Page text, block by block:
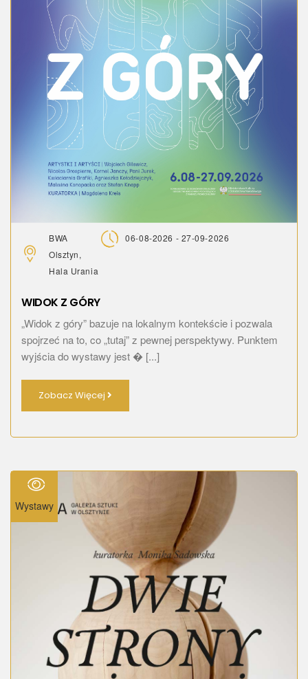
BWA
Olsztyn,
Hala Urania
06-08-2026 - 27-09-2026
WIDOK Z GÓRY
„Widok z góry” bazuje na lokalnym kontekście i pozwala
spojrzeć na to, co „tutaj” z pewnej perspektywy. Punktem
wyjścia do wystawy jest � [...]
Zobacz Więcej
Wystawy